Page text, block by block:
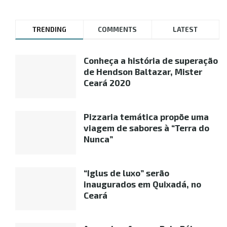
TRENDING COMMENTS LATEST
Conheça a história de superação
de Hendson Baltazar, Mister
Ceará 2020
Pizzaria temática propõe uma
viagem de sabores à “Terra do
Nunca”
“Iglus de luxo” serão
inaugurados em Quixadá, no
Ceará